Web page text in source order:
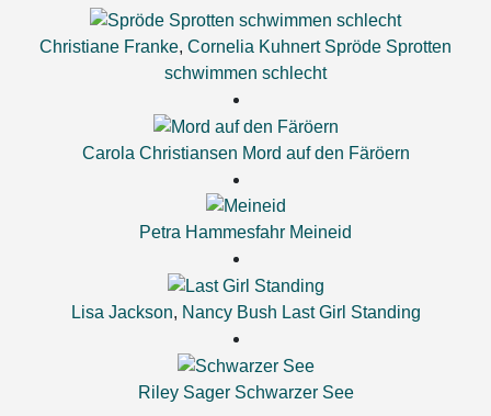
Christiane Franke, Cornelia Kuhnert Spröde Sprotten
schwimmen schlecht
Carola Christiansen Mord auf den Färöern
Petra Hammesfahr Meineid
Lisa Jackson, Nancy Bush Last Girl Standing
Riley Sager Schwarzer See